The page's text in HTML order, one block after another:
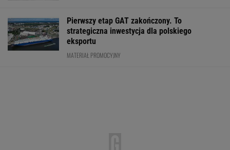
Pierwszy etap GAT zakończony. To
strategiczna inwestycja dla polskiego
eksportu
MATERIAŁ PROMOCYJNY